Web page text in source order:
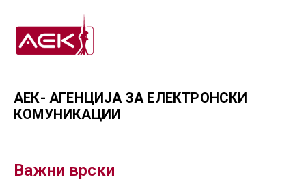
АЕК- АГЕНЦИЈА ЗА ЕЛЕКТРОНСКИ
КОМУНИКАЦИИ
Важни врски